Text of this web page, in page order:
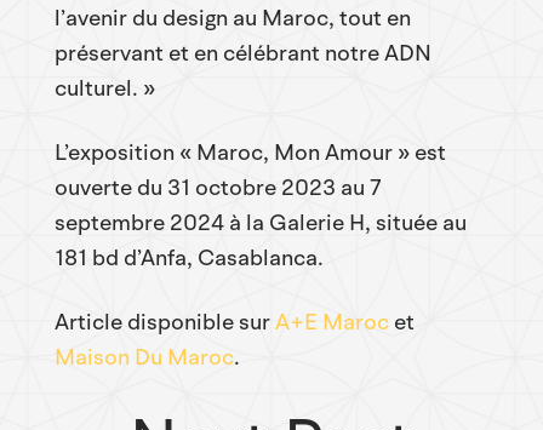
l’avenir du design au Maroc, tout en
préservant et en célébrant notre ADN
culturel. »
L’exposition « Maroc, Mon Amour » est
ouverte du 31 octobre 2023 au 7
septembre 2024 à la Galerie H, située au
181 bd d’Anfa, Casablanca.
Article disponible surA+E Marocet
Maison Du Maroc.